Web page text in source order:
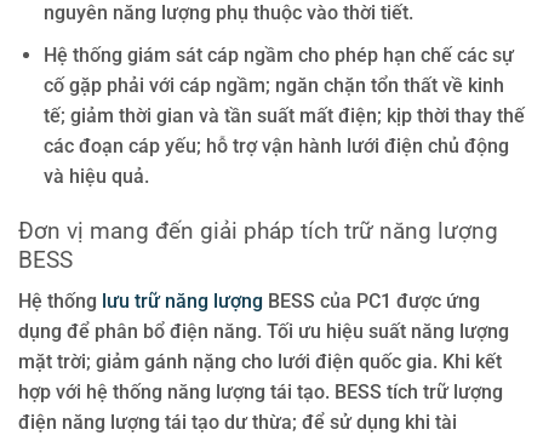
nguyên năng lượng phụ thuộc vào thời tiết.
Hệ thống giám sát cáp ngầm cho phép hạn chế các sự
cố gặp phải với cáp ngầm; ngăn chặn tổn thất về kinh
tế; giảm thời gian và tần suất mất điện; kịp thời thay thế
các đoạn cáp yếu; hỗ trợ vận hành lưới điện chủ động
và hiệu quả.
Đơn vị mang đến giải pháp tích trữ năng lượng
BESS
Hệ thống lưu trữ năng lượng BESS của PC1 được ứng
dụng để phân bổ điện năng. Tối ưu hiệu suất năng lượng
mặt trời; giảm gánh nặng cho lưới điện quốc gia. Khi kết
hợp với hệ thống năng lượng tái tạo. BESS tích trữ lượng
điện năng lượng tái tạo dư thừa; để sử dụng khi tài